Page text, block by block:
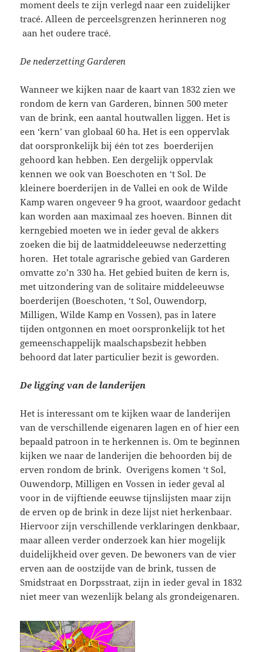
moment deels te zijn verlegd naar een zuidelijker
tracé. Alleen de perceelsgrenzen herinneren nog
aan het oudere tracé.
De nederzetting Garderen
Wanneer we kijken naar de kaart van 1832 zien we
rondom de kern van Garderen, binnen 500 meter
van de brink, een aantal houtwallen liggen. Het is
een ‘kern’ van globaal 60 ha. Het is een oppervlak
dat oorspronkelijk bij één tot zes boerderijen
gehoord kan hebben. Een dergelijk oppervlak
kennen we ook van Boeschoten en ‘t Sol. De
kleinere boerderijen in de Vallei en ook de Wilde
Kamp waren ongeveer 9 ha groot, waardoor gedacht
kan worden aan maximaal zes hoeven. Binnen dit
kerngebied moeten we in ieder geval de akkers
zoeken die bij de laatmiddeleeuwse nederzetting
horen. Het totale agrarische gebied van Garderen
omvatte zo’n 330 ha. Het gebied buiten de kern is,
met uitzondering van de solitaire middeleeuwse
boerderijen (Boeschoten, ‘t Sol, Ouwendorp,
Milligen, Wilde Kamp en Vossen), pas in latere
tijden ontgonnen en moet oorspronkelijk tot het
gemeenschappelijk maalschapsbezit hebben
behoord dat later particulier bezit is geworden.
De ligging van de landerijen
Het is interessant om te kijken waar de landerijen
van de verschillende eigenaren lagen en of hier een
bepaald patroon in te herkennen is. Om te beginnen
kijken we naar de landerijen die behoorden bij de
erven rondom de brink. Overigens komen ‘t Sol,
Ouwendorp, Milligen en Vossen in ieder geval al
voor in de vijftiende eeuwse tijnslijsten maar zijn
de erven op de brink in deze lijst niet herkenbaar.
Hiervoor zijn verschillende verklaringen denkbaar,
maar alleen verder onderzoek kan hier mogelijk
duidelijkheid over geven. De bewoners van de vier
erven aan de oostzijde van de brink, tussen de
Smidstraat en Dorpsstraat, zijn in ieder geval in 1832
niet meer van wezenlijk belang als grondeigenaren.